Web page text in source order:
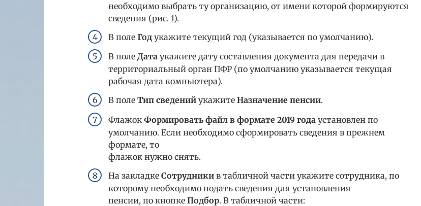
необходимо выбрать ту организацию, от имени которой формируются
сведения (рис. 1).
В поле Год укажите текущий год (указывается по умолчанию).
В поле Дата укажите дату составления документа для передачи в
территориальный орган ПФР (по умолчанию указывается текущая
рабочая дата компьютера).
В поле Тип сведений укажите Назначение пенсии.
Флажок Формировать файл в формате 2019 года установлен по
умолчанию. Если необходимо сформировать сведения в прежнем
формате, то
флажок нужно снять.
На закладке Сотрудники в табличной части укажите сотрудника, по
которому необходимо подать сведения для установления
пенсии, по кнопке Подбор. В табличной части: